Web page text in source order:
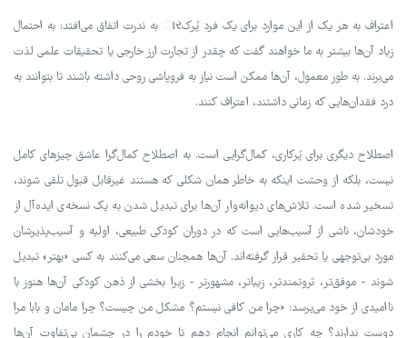
اعتراف به هر یک از این موارد برای یک فرد پُرکાર به ندرت اتفاق می‌افتد: به احتمال
زیاد آن‌ها بیشتر به ما خواهند گفت که چقدر از تجارت ارز خارجی یا تحقیقات علمی لذت
می‌برند. به طور معمول، آن‌ها ممکن است نیاز به فروپاشی روحی داشته باشند تا بتوانند به
درد فقدان‌هایی که زمانی داشتند، اعتراف کنند.
اصطلاح دیگری برای پُرکاری، کمال‌گرایی است. به اصطلاح کمال‌گرا عاشق چیزهای کامل
نیست، بلکه از وحشت اینکه به خاطر همان شکلی که هستند غیرقابل قبول تلقی شوند،
تسخیر شده است. تلاش‌های دیوانه‌وار آن‌ها برای تبدیل شدن به یک نسخه‌ی ایده‌آل از
خودشان، ناشی از آسیب‌هایی است که در دوران کودکی طبیعی، اولیه و آسیب‌پذیرشان
مورد بی‌توجهی یا تحقیر قرار گرفته‌اند. آن‌ها همچنان سعی می‌کنند به کسی «بهتر» تبدیل
شوند - موفق‌تر، ثروتمندتر، زیباتر، مشهورتر - زیرا بخشی از ذهن کودکی آن‌ها هنوز با
ناامیدی از خود می‌پرسد: «چرا من کافی نیستم؟ مشکل من چیست؟ چرا مامان و بابا مرا
دوست ندارند؟ چه کاری می‌توانم انجام دهم تا خودم را در چشمان بی‌تفاوت آن‌ها